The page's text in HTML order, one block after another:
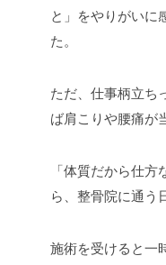
と」をやりがいに
た。
ただ、仕事柄立ち
ば肩こりや腰痛が
「体質だから仕
ら、整骨院に通う
施術を受けると一